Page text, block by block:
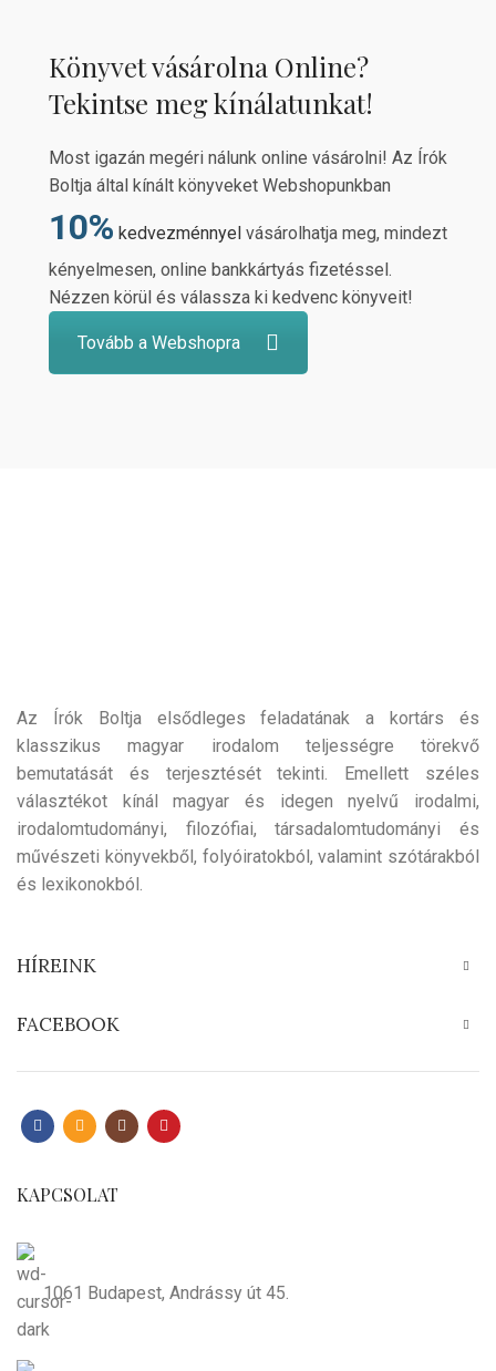
Könyvet vásárolna Online?
Tekintse meg kínálatunkat!
Most igazán megéri nálunk online vásárolni! Az Írók
Boltja által kínált könyveket Webshopunkban
10% kedvezménnyel vásárolhatja meg, mindezt
kényelmesen, online bankkártyás fizetéssel.
Nézzen körül és válassza ki kedvenc könyveit!
Tovább a Webshopra
Az Írók Boltja elsődleges feladatának a kortárs és
klasszikus magyar irodalom teljességre törekvő
bemutatását és terjesztését tekinti. Emellett széles
választékot kínál magyar és idegen nyelvű irodalmi,
irodalomtudományi, filozófiai, társadalomtudományi és
művészeti könyvekből, folyóiratokból, valamint szótárakból
és lexikonokból.
HÍREINK
FACEBOOK
KAPCSOLAT
1061 Budapest, Andrássy út 45.